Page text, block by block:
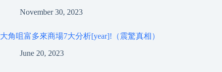
November 30, 2023
大角咀富多來商場7大分析[year]!（震驚真相）
June 20, 2023